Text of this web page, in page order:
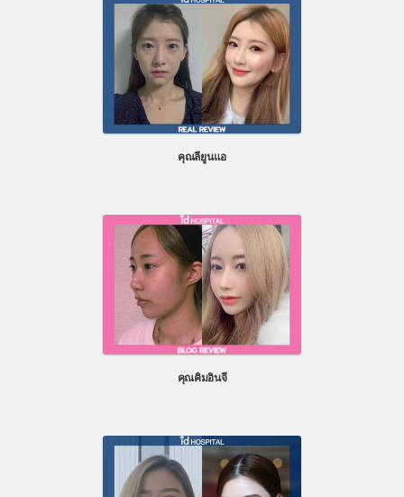
คุณลียูนแอ
คุณคิมอินจี